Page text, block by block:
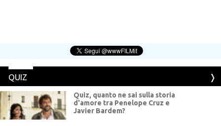
QUIZ
Quiz, quanto ne sai sulla storia
d'amore tra Penelope Cruz e
Javier Bardem?